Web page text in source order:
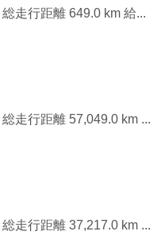
走行距離 649.0 km 給...
走行距離 57,049.0 km ...
走行距離 37,217.0 km ...